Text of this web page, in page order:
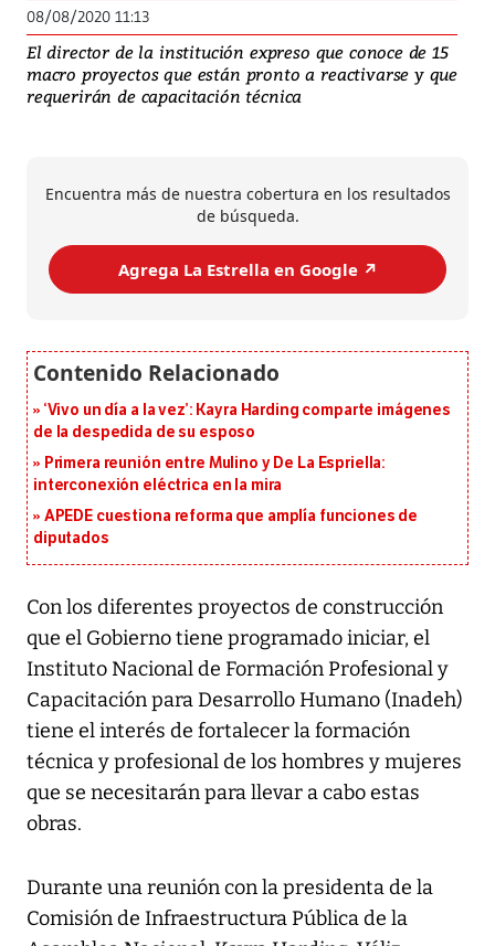
08/08/2020 11:13
El director de la institución expreso que conoce de 15
macro proyectos que están pronto a reactivarse y que
requerirán de capacitación técnica
Encuentra más de nuestra cobertura en los resultados
de búsqueda.
Agrega La Estrella en Google ↗️
‘Vivo un día a la vez’: Kayra Harding comparte imágenes
de la despedida de su esposo
Primera reunión entre Mulino y De La Espriella:
interconexión eléctrica en la mira
APEDE cuestiona reforma que amplía funciones de
diputados
Con los diferentes proyectos de construcción
que el Gobierno tiene programado iniciar, el
Instituto Nacional de Formación Profesional y
Capacitación para Desarrollo Humano (Inadeh)
tiene el interés de fortalecer la formación
técnica y profesional de los hombres y mujeres
que se necesitarán para llevar a cabo estas
obras.
Durante una reunión con la presidenta de la
Comisión de Infraestructura Pública de la